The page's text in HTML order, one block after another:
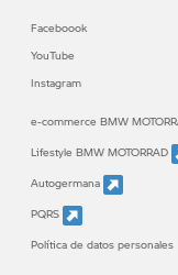
Faceboook
YouTube
Instagram
e-commerce BMW
Lifestyle BMW MOTORRAD
Autogermana
PQRS
Política de datos personales